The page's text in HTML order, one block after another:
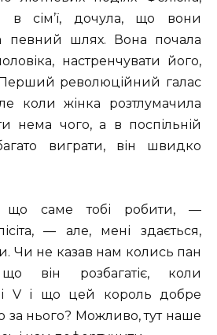
в сім’ї, дочула, що вони
певний шлях. Вона почала
настренчувати його,
Перший революційний галас
коли жінка розтлумачила
нема чого, а в поспільній
виграти, він швидко
саме тобі робити, —
— але, мені здається,
Чи не казав нам колись пан
він розбагатіє, коли
V і що цей король добре
за нього? Можливо, тут наше